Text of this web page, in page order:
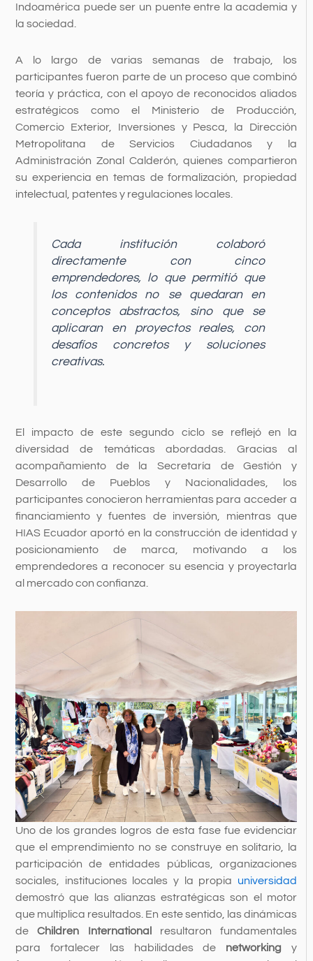
Indoamérica puede ser un puente entre la academia y
la sociedad.
A lo largo de varias semanas de trabajo, los
participantes fueron parte de un proceso que combinó
teoría y práctica, con el apoyo de reconocidos aliados
estratégicos como el Ministerio de Producción,
Comercio Exterior, Inversiones y Pesca, la Dirección
Metropolitana de Servicios Ciudadanos y la
Administración Zonal Calderón, quienes compartieron
su experiencia en temas de formalización, propiedad
intelectual, patentes y regulaciones locales.
Cada institución colaboró
directamente con cinco
emprendedores, lo que permitió que
los contenidos no se quedaran en
conceptos abstractos, sino que se
aplicaran en proyectos reales, con
desafíos concretos y soluciones
creativas.
El impacto de este segundo ciclo se reflejó en la
diversidad de temáticas abordadas. Gracias al
acompañamiento de la Secretaría de Gestión y
Desarrollo de Pueblos y Nacionalidades, los
participantes conocieron herramientas para acceder a
financiamiento y fuentes de inversión, mientras que
HIAS Ecuador aportó en la construcción de identidad y
posicionamiento de marca, motivando a los
emprendedores a reconocer su esencia y proyectarla
al mercado con confianza.
Uno de los grandes logros de esta fase fue evidenciar
que el emprendimiento no se construye en solitario, la
participación de entidades públicas, organizaciones
sociales, instituciones locales y la propia universidad
demostró que las alianzas estratégicas son el motor
que multiplica resultados. En este sentido, las dinámicas
deChildren International
resultaron fundamentales
para fortalecer las habilidades de networking y